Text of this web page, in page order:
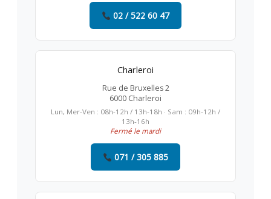
02 / 522 60 47
Charleroi
Rue de Bruxelles 2
6000 Charleroi
Lun, Mer-Ven : 08h-12h / 13h-18h · Sam : 09h-12h /
13h-16h
Fermé le mardi
071 / 305 885